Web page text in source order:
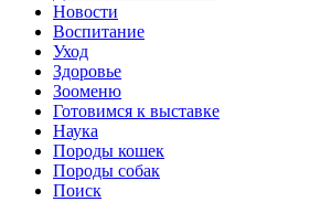
Новости
Воспитание
Уход
Здоровье
Зооменю
Готовимся к выставке
Наука
Породы кошек
Породы собак
Поиск